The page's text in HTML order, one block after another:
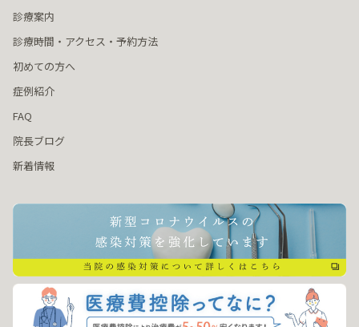
診療案内
診療時間・アクセス・予約方法
初めての方へ
症例紹介
FAQ
院長ブログ
新着情報